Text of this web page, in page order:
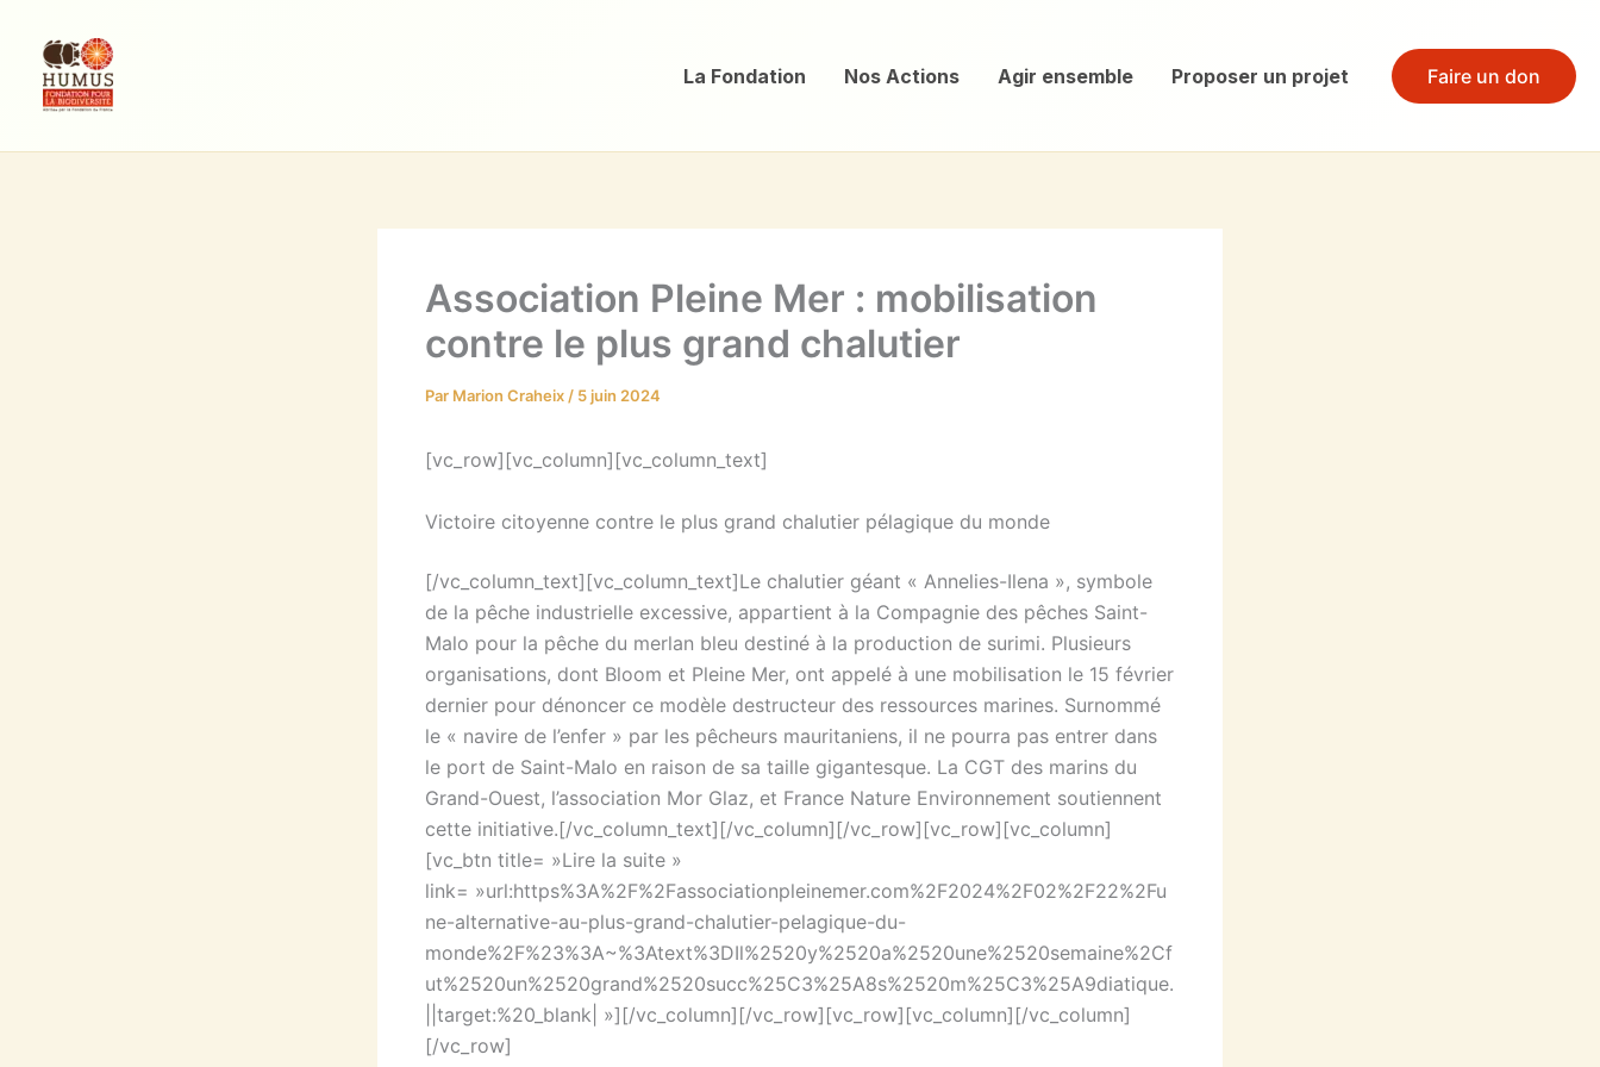
contenu
La Fondation Nos Actions Agir ensemble​ Proposer un projet Faire un don
Association Pleine Mer : mobilisation
contre le plus grand chalutier
Par Marion Craheix / 5 juin 2024
[vc_row][vc_column][vc_column_text]
Victoire citoyenne contre le plus grand chalutier pélagique du monde
[/vc_column_text][vc_column_text]Le chalutier géant « Annelies-Ilena », symbole
de la pêche industrielle excessive, appartient à la Compagnie des pêches Saint-
Malo pour la pêche du merlan bleu destiné à la production de surimi. Plusieurs
organisations, dont Bloom et Pleine Mer, ont appelé à une mobilisation le 15 février
dernier pour dénoncer ce modèle destructeur des ressources marines. Surnommé
le « navire de l’enfer » par les pêcheurs mauritaniens, il ne pourra pas entrer dans
le port de Saint-Malo en raison de sa taille gigantesque. La CGT des marins du
Grand-Ouest, l’association Mor Glaz, et France Nature Environnement soutiennent
cette initiative.[/vc_column_text][/vc_column][/vc_row][vc_row][vc_column]
[vc_btn title= »Lire la suite »
link= »url:https%3A%2F%2Fassociationpleinemer.com%2F2024%2F02%2F22%2Fu
ne-alternative-au-plus-grand-chalutier-pelagique-du-
monde%2F%23%3A~%3Atext%3DIl%2520y%2520a%2520une%2520semaine%2Cf
ut%2520un%2520grand%2520succ%25C3%25A8s%2520m%25C3%25A9diatique.
||target:%20_blank| »][/vc_column][/vc_row][vc_row][vc_column][/vc_column]
[/vc_row]